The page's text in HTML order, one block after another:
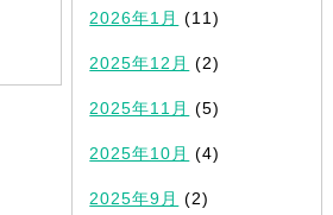
2026年1月 (11)
2025年12月 (2)
2025年11月 (5)
2025年10月 (4)
2025年9月 (2)